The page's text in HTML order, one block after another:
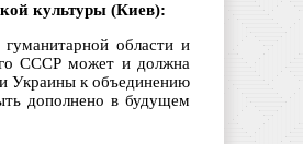
культуры (Киев):
области и
СССР может и должна
Украины к объединению
дополнено в будущем